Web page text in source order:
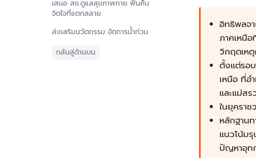
เสนอ สช.ดูแลสุขภาพกาย ฟื้นคืน
จิตใจที่แตกสลาย
ส่งเสริมนวัตกรรม จัดการน้ำท่วม
กลับสู่ด้านบน
อิทธิพลจ
ภาคเหนื
วิกฤตเห
ตั้งแต่รอ
เหนือ ที่อ
และแม่ส
ในยุครา
หลักฐาน
แนวโน้ม
ปัญหาอุท